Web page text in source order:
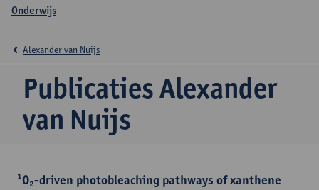
Onderwijs
Publicaties Alexander
van Nuijs
Alexander van Nuijs
¹O₂-driven photobleaching pathways of xanthene